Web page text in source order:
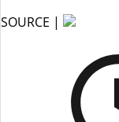
SOURCE |